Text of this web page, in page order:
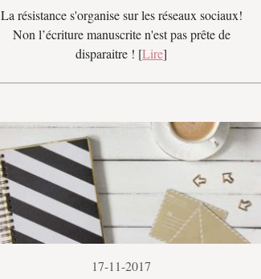
La résistance s'organise sur les réseaux sociaux!
Non l’écriture manuscrite n'est pas prête de
disparaitre ! [Lire]
17-11-2017